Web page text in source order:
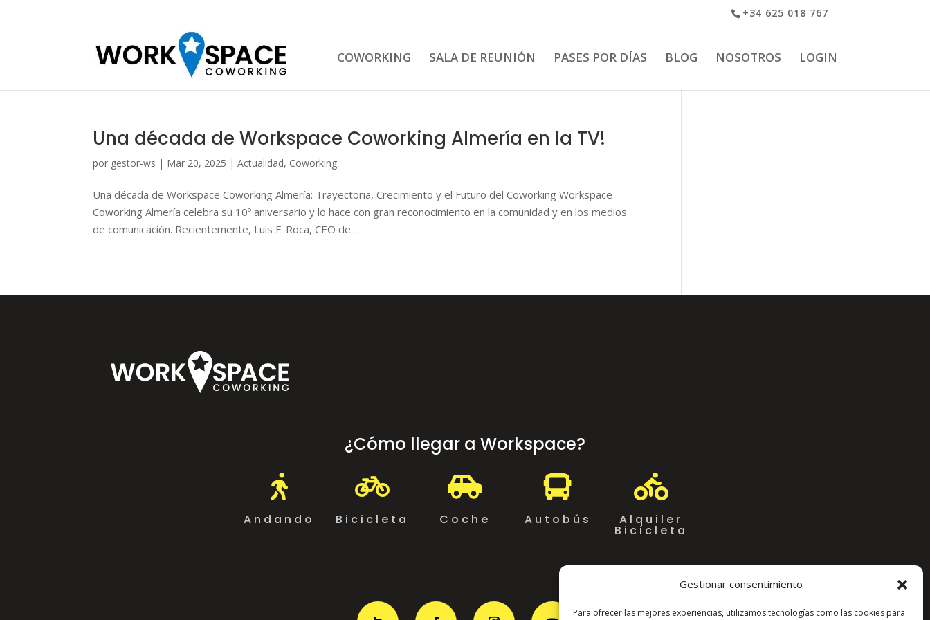
Gestionar consentimiento
Para ofrecer las mejores experiencias, utilizamos tecnologías como las cookies para
+34 625 018 767
COWORKING SALA DE REUNIÓN PASES POR DÍAS BLOG NOSOTROS LOGIN
Una década de Workspace Coworking Almería en la TV!
por gestor-ws | Mar 20, 2025 |Actualidad, Coworking
Una década de Workspace Coworking Almería: Trayectoria, Crecimiento y el Futuro del Coworking Workspace
Coworking Almería celebra su 10º aniversario y lo hace con gran reconocimiento en la comunidad y en los medios
de comunicación. Recientemente, Luis F. Roca, CEO de...
¿Cómo llegar a Workspace?

Andando

Bicicleta

Coche

Autobús

Alquiler
Bicicleta